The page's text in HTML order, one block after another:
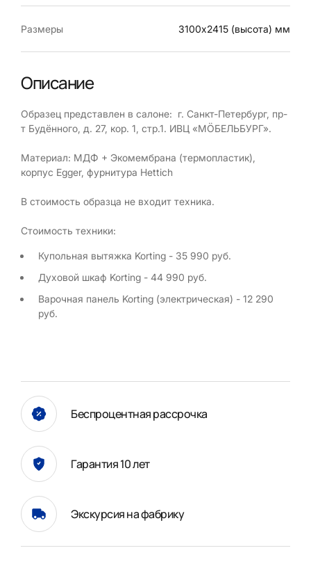
Размеры 3100х2415 (высота) мм
Описание
Образец представлен в салоне: г. Санкт-Петербург, пр-
т Будённого, д. 27, кор. 1, стр.1. ИВЦ «МÖБЕЛЬБУРГ».
Материал: МДФ + Экомембрана (термопластик),
корпус Egger, фурнитура Hettich
В стоимость образца не входит техника.
Стоимость техники:
Купольная вытяжка Korting - 35 990 руб.
Духовой шкаф Korting - 44 990 руб.
Варочная панель Korting (электрическая) - 12 290
руб.
Беспроцентная рассрочка
Гарантия 10 лет
Экскурсия на фабрику